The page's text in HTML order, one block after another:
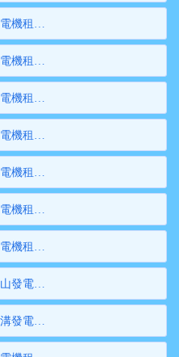
甘肅柴油發電機租賃出租,甘肅發電機租賃,甘肅發電機出租,甘肅大型發電機租賃,甘肅大型發電機出租
青海柴油發電機租賃出租,青海發電機租賃,青海發電機出租,青海大型發電機租賃,青海大型發電機出租
寧夏柴油發電機租賃出租,寧夏發電機租賃,寧夏發電機出租,寧夏大型發電機租賃,寧夏大型發電機出租
新疆柴油發電機租賃出租,新疆發電機租賃,新疆發電機出租,新疆大型發電機租賃,新疆大型發電機出租
臺灣柴油發電機租賃出租,臺灣發電機租賃,臺灣發電機出租,臺灣大型發電機租賃,臺灣大型發電機出租
香港柴油發電機租賃出租,香港發電機租賃,香港發電機出租,香港大型發電機租賃,香港大型發電機出租
澳門柴油發電機租賃出租,澳門發電機租賃,澳門發電機出租,澳門大型發電機租賃,澳門大型發電機出租
石景山柴油發電機租賃出租,石景山發電機租賃,石景山發電機出租,石景山大型發電機租賃,石景山大型發電機出租
門頭溝柴油發電機租賃出租,門頭溝發電機租賃,門頭溝發電機出租,門頭溝大型發電機租賃,門頭溝大型發電機出租